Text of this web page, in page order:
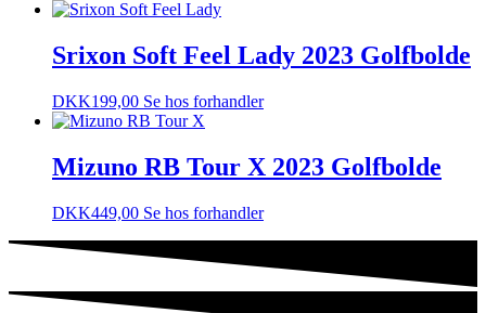
Srixon Soft Feel Lady 2023 Golfbolde
DKK199,00 Se hos forhandler
Mizuno RB Tour X 2023 Golfbolde
DKK449,00 Se hos forhandler